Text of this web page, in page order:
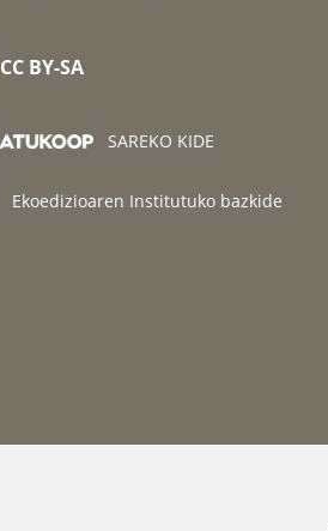
CC BY-SA
SAREKO KIDE
Ekoedizioaren Institutuko bazkide